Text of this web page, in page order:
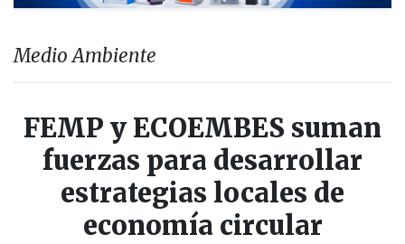
Medio Ambiente
FEMP y ECOEMBES suman
fuerzas para desarrollar
estrategias locales de
economía circular